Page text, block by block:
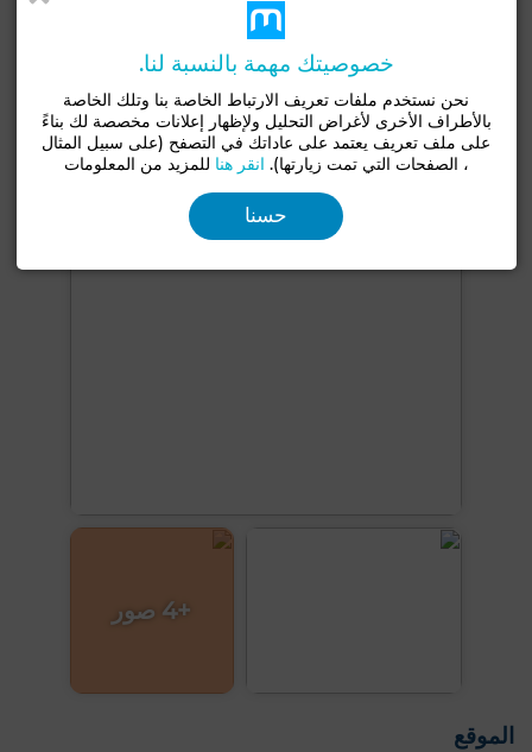
صالون أوروبي
تكييف مركزي مطبخ مجهز ثلاجة
تلفزيون آلة غسيل
شاهد المزيد من الصور
+4 صور
الموقع
خصوصيتك مهمة بالنسبة لنا.
نحن نستخدم ملفات تعريف الارتباط الخاصة بنا وتلك الخاصة
بالأطراف الأخرى لأغراض التحليل ولإظهار إعلانات مخصصة لك بناءً
على ملف تعريف يعتمد على عاداتك في التصفح (على سبيل المثال
، الصفحات التي تمت زيارتها). انقر هنا للمزيد من المعلومات
حسنا